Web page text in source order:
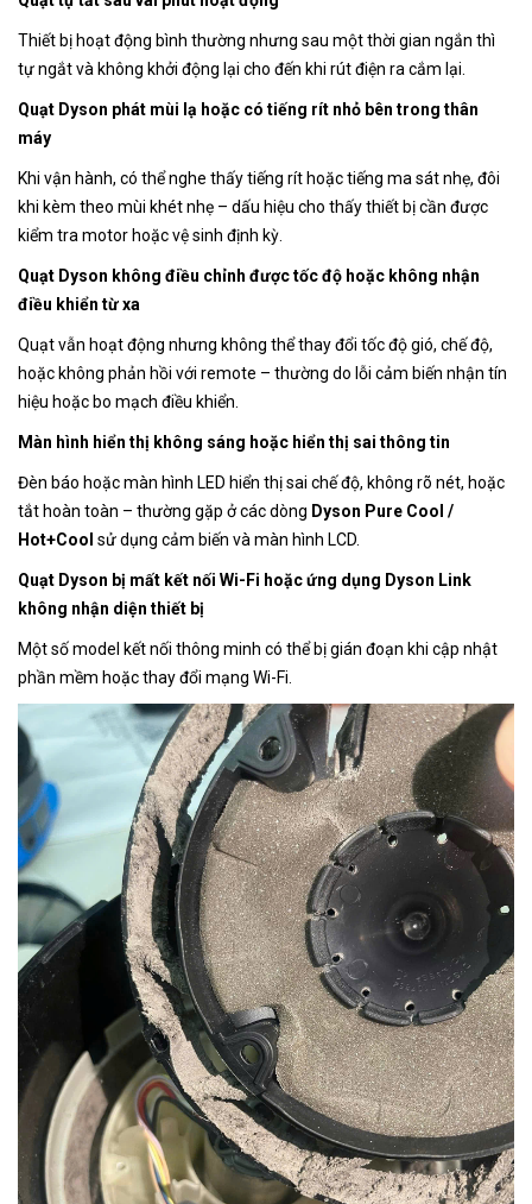
Thiết bị hoạt động bình thường nhưng sau một thời gian ngắn thì
tự ngắt và không khởi động lại cho đến khi rút điện ra cắm lại.
Quạt Dyson phát mùi lạ hoặc có tiếng rít nhỏ bên trong thân
máy
Khi vận hành, có thể nghe thấy tiếng rít hoặc tiếng ma sát nhẹ, đôi
khi kèm theo mùi khét nhẹ – dấu hiệu cho thấy thiết bị cần được
kiểm tra motor hoặc vệ sinh định kỳ.
Quạt Dyson không điều chỉnh được tốc độ hoặc không nhận
điều khiển từ xa
Quạt vẫn hoạt động nhưng không thể thay đổi tốc độ gió, chế độ,
hoặc không phản hồi với remote – thường do lỗi cảm biến nhận tín
hiệu hoặc bo mạch điều khiển.
Màn hình hiển thị không sáng hoặc hiển thị sai thông tin
Đèn báo hoặc màn hình LED hiển thị sai chế độ, không rõ nét, hoặc
tắt hoàn toàn – thường gặp ở các dòng Dyson Pure Cool /
Hot+Cool sử dụng cảm biến và màn hình LCD.
Quạt Dyson bị mất kết nối Wi-Fi hoặc ứng dụng Dyson Link
không nhận diện thiết bị
Một số model kết nối thông minh có thể bị gián đoạn khi cập nhật
phần mềm hoặc thay đổi mạng Wi-Fi.